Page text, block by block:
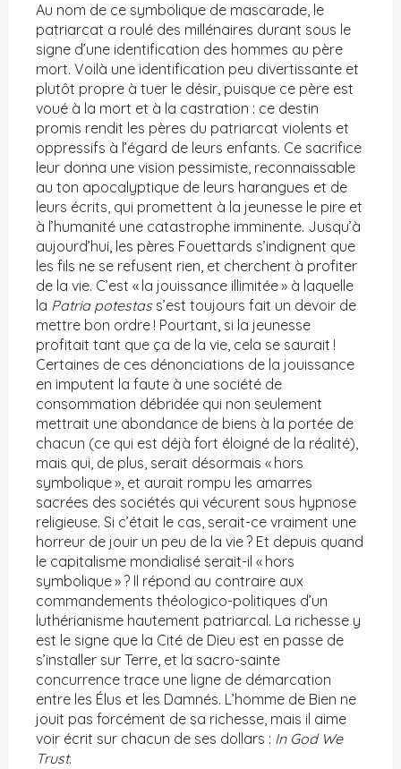
Au nom de ce symbolique de mascarade, le
patriarcat a roulé des millénaires durant sous le
signe d’une identification des hommes au père
mort. Voilà une identification peu divertissante et
plutôt propre à tuer le désir, puisque ce père est
voué à la mort et à la castration : ce destin
promis rendit les pères du patriarcat violents et
oppressifs à l’égard de leurs enfants. Ce sacrifice
leur donna une vision pessimiste, reconnaissable
au ton apocalyptique de leurs harangues et de
leurs écrits, qui promettent à la jeunesse le pire et
à l’humanité une catastrophe imminente. Jusqu’à
aujourd’hui, les pères Fouettards s’indignent que
les fils ne se refusent rien, et cherchent à profiter
de la vie. C’est « la jouissance illimitée » à laquelle
la Patria potestas s’est toujours fait un devoir de
mettre bon ordre ! Pourtant, si la jeunesse
profitait tant que ça de la vie, cela se saurait !
Certaines de ces dénonciations de la jouissance
en imputent la faute à une société de
consommation débridée qui non seulement
mettrait une abondance de biens à la portée de
chacun (ce qui est déjà fort éloigné de la réalité),
mais qui, de plus, serait désormais « hors
symbolique », et aurait rompu les amarres
sacrées des sociétés qui vécurent sous hypnose
religieuse. Si c’était le cas, serait-ce vraiment une
horreur de jouir un peu de la vie ? Et depuis quand
le capitalisme mondialisé serait-il « hors
symbolique » ? Il répond au contraire aux
commandements théologico-politiques d’un
luthérianisme hautement patriarcal. La richesse y
est le signe que la Cité de Dieu est en passe de
s’installer sur Terre, et la sacro-sainte
concurrence trace une ligne de démarcation
entre les Élus et les Damnés. L’homme de Bien ne
jouit pas forcément de sa richesse, mais il aime
voir écrit sur chacun de ses dollars : In God We
Trust.